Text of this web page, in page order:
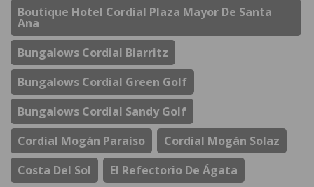
Boutique Hotel Cordial Plaza Mayor De Santa
Ana
Bungalows Cordial Biarritz
Bungalows Cordial Green Golf
Bungalows Cordial Sandy Golf
Cordial Mogán Paraíso
Cordial Mogán Solaz
Costa Del Sol
El Refectorio De Ágata